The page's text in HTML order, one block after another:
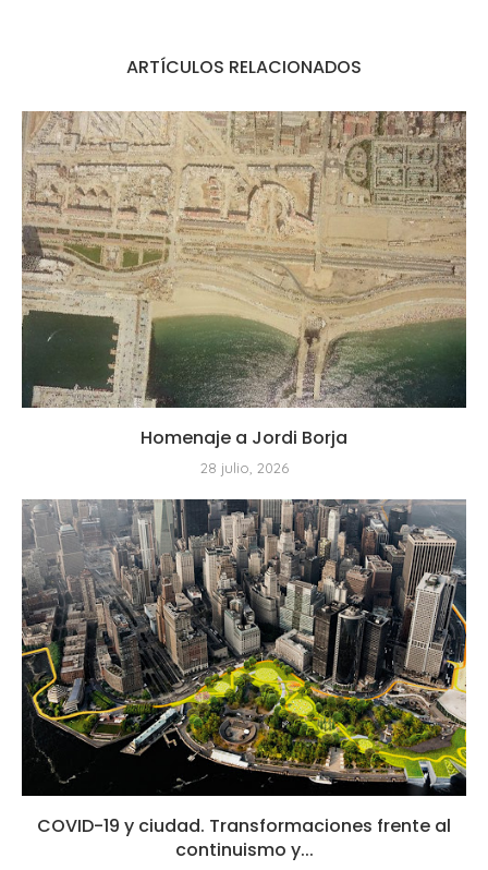
ARTÍCULOS RELACIONADOS
Homenaje a Jordi Borja
28 julio, 2026
COVID-19 y ciudad. Transformaciones frente al
continuismo y...